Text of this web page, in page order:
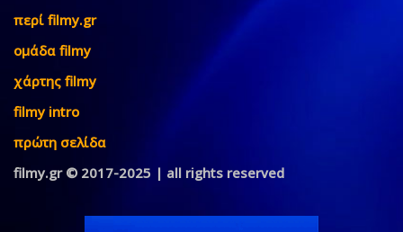
περί filmy.gr
ομάδα filmy
χάρτης filmy
filmy intro
πρώτη σελίδα
filmy.gr © 2017-2025 | all rights reserved